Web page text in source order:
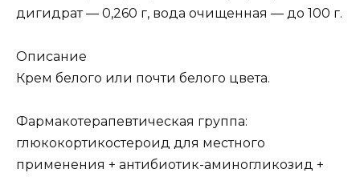
дигидрат — 0,260 г, вода очищенная — до 100 г.
Описание
Крем белого или почти белого цвета.
Фармакотерапевтическая группа:
глюкокортикостероид для местного
применения + антибиотик-аминогликозид +